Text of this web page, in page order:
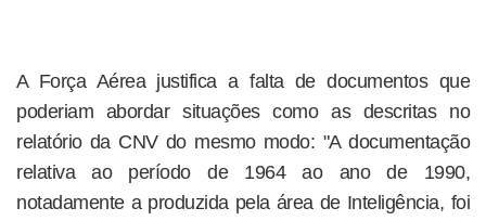
A Força Aérea justifica a falta de documentos que
poderiam abordar situações como as descritas no
relatório da CNV do mesmo modo: "A documentação
relativa ao período de 1964 ao ano de 1990,
notadamente a produzida pela área de Inteligência, foi